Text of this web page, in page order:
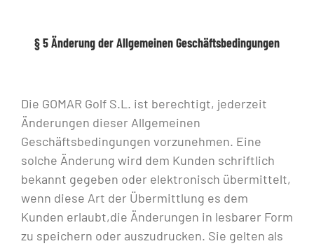
§ 5 Änderung der Allgemeinen Geschäftsbedingungen
Die GOMAR Golf S.L. ist berechtigt, jederzeit
Änderungen dieser Allgemeinen
Geschäftsbedingungen vorzunehmen. Eine
solche Änderung wird dem Kunden schriftlich
bekannt gegeben oder elektronisch übermittelt,
wenn diese Art der Übermittlung es dem
Kunden erlaubt,die Änderungen in lesbarer Form
zu speichern oder auszudrucken. Sie gelten als